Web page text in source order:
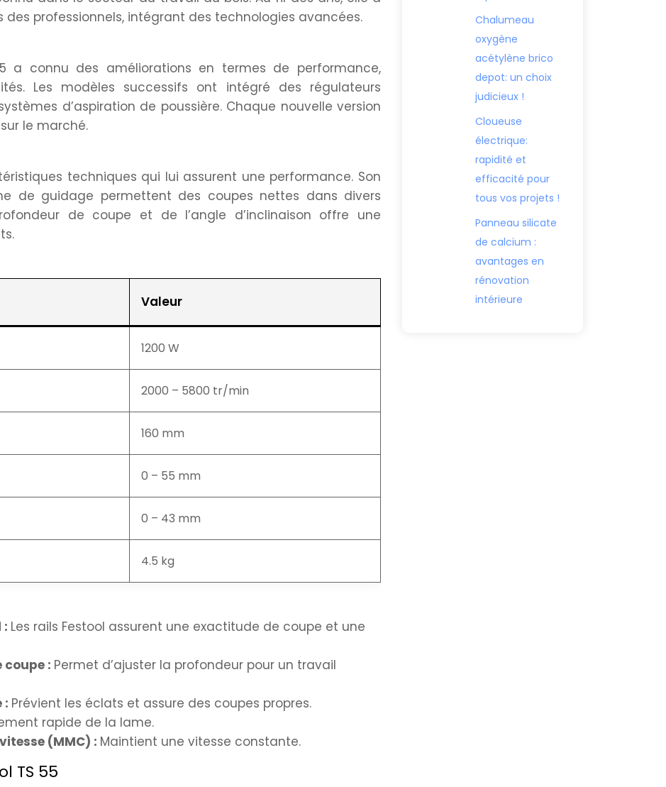
des professionnels, intégrant des technologies avancées.
a connu des améliorations en termes de performance,
Les modèles successifs ont intégré des régulateurs
d’aspiration de poussière. Chaque nouvelle version
le marché.
techniques qui lui assurent une performance. Son
de guidage permettent des coupes nettes dans divers
de coupe et de l’angle d’inclinaison offre une
Valeur
1200 W
2000 – 5800 tr/min
160 mm
0 – 55 mm
0 – 43 mm
4.5 kg
: Les rails Festool assurent une exactitude de coupe et une
coupe : Permet d’ajuster la profondeur pour un travail
: Prévient les éclats et assure des coupes propres.
rapide de la lame.
(MMC) : Maintient une vitesse constante.
TS 55
Chalumeau
oxygène
acétylène brico
depot: un choix
judicieux !
Cloueuse
électrique:
rapidité et
efficacité pour
tous vos projets !
Panneau silicate
de calcium :
avantages en
rénovation
intérieure